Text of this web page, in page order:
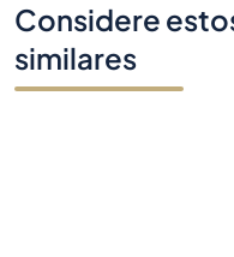
Considere
similares